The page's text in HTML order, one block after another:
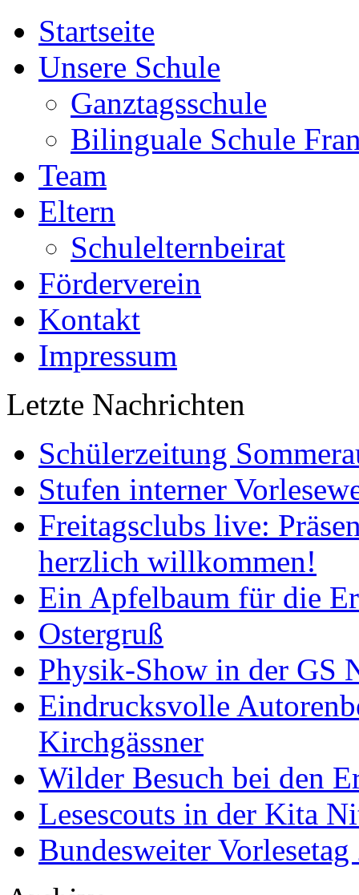
Startseite
Unsere Schule
Ganztagsschule
Bilinguale Schule
Team
Eltern
Schulelternbeirat
Förderverein
Kontakt
Impressum
Letzte Nachrichten
Schülerzeitung
Stufen interner
Freitagsclubs live:
herzlich willkommen!
Ein Apfelbaum für die
Ostergruß
Physik-Show in der GS
Eindrucksvolle
Kirchgässner
Wilder Besuch bei den
Lesescouts in der Kita
Bundesweiter